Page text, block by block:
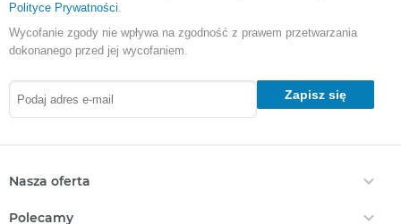
Polityce Prywatności.
Wycofanie zgody nie wpływa na zgodność z prawem przetwarzania
dokonanego przed jej wycofaniem.
Zapisz się
Nasza oferta
Polecamy